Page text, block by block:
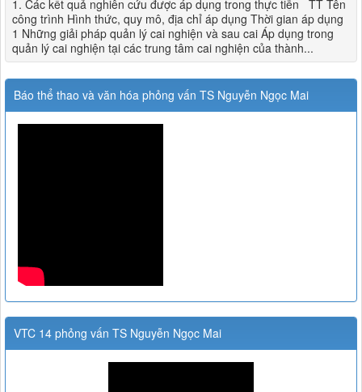
1. Các kết quả nghiên cứu được áp dụng trong thực tiễn TT Tên
công trình Hình thức, quy mô, địa chỉ áp dụng Thời gian áp dụng
1 Những giải pháp quản lý cai nghiện và sau cai Áp dụng trong
quản lý cai nghiện tại các trung tâm cai nghiện của thành...
Báo thể thao và văn hóa phỏng vấn TS Nguyễn Ngọc Mai
VTC 14 phỏng vấn TS Nguyễn Ngọc Mai